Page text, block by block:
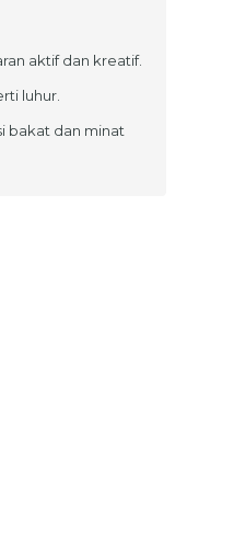
aktif dan kreatif.
luhur.
bakat dan minat